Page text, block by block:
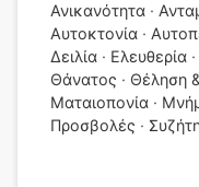
Ανικανότητα
Αυτοκτονία
Δειλία
Ελευθερία
Θάνατος
Θέληση
Ματαιοπονία
Προσβολές